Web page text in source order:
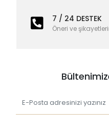
7 / 24 DESTEK
Öneri ve